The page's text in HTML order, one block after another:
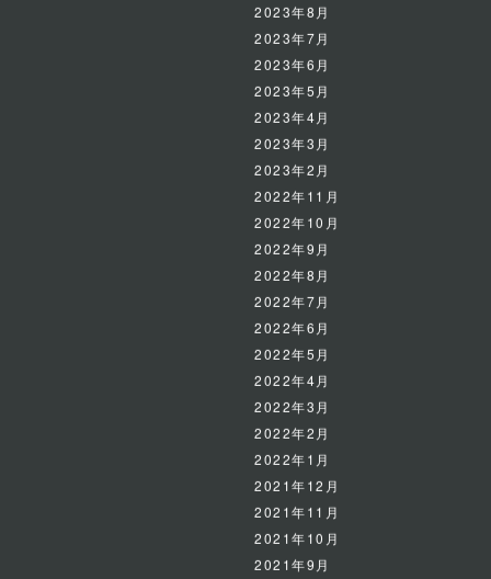
2023年8月
2023年7月
2023年6月
2023年5月
2023年4月
2023年3月
2023年2月
2022年11月
2022年10月
2022年9月
2022年8月
2022年7月
2022年6月
2022年5月
2022年4月
2022年3月
2022年2月
2022年1月
2021年12月
2021年11月
2021年10月
2021年9月